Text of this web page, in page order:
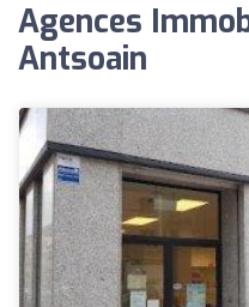
Agences
Antsoain